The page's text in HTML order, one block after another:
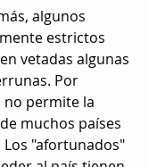
algunos
estrictos
vetadas algunas
Por
no permite la
muchos países
"afortunados"